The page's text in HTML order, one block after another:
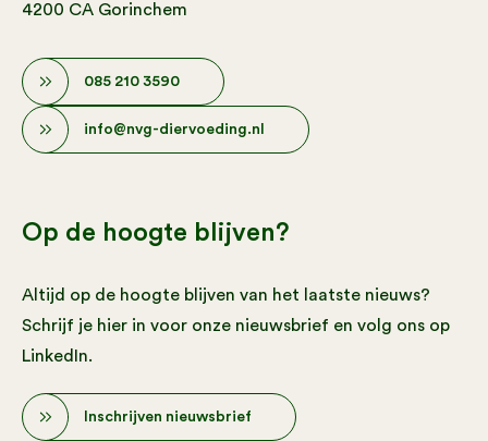
4200 CA Gorinchem
085 210 3590
info@nvg-diervoeding.nl
Op de hoogte blijven?
Altijd op de hoogte blijven van het laatste nieuws?
Schrijf je hier in voor onze nieuwsbrief en volg ons op
LinkedIn.
Inschrijven nieuwsbrief